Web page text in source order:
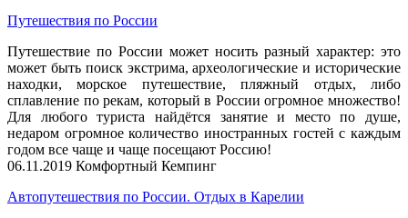
Путешествия по России
Путешествие по России может носить разный характер: это
может быть поиск экстрима, археологические и исторические
находки, морское путешествие, пляжный отдых, либо
сплавление по рекам, который в России огромное множество!
Для любого туриста найдётся занятие и место по душе,
недаром огромное количество иностранных гостей с каждым
годом все чаще и чаще посещают Россию!
06.11.2019 Комфортный Кемпинг
Автопутешествия по России. Отдых в Карелии